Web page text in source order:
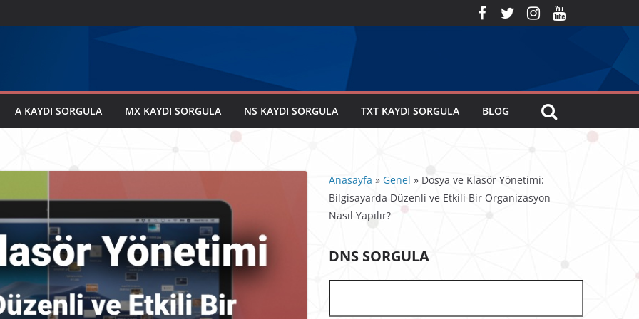
A KAYDI SORGULA MX KAYDI SORGULA NS KAYDI SORGULA TXT KAYDI SORGULA BLOG
Anasayfa » Genel » Dosya ve Klasör Yönetimi:
Bilgisayarda Düzenli ve Etkili Bir Organizasyon
Nasıl Yapılır?
DNS SORGULA